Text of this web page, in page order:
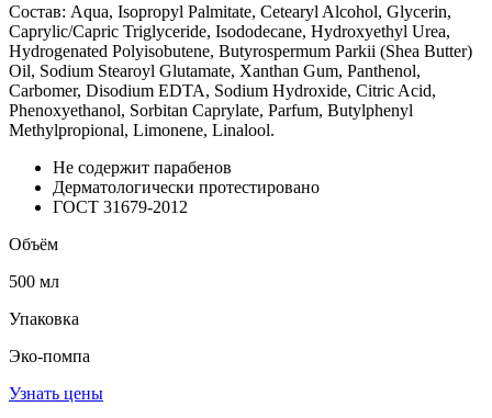
Состав: Aqua, Isopropyl Palmitate, Cetearyl Alcohol, Glycerin,
Caprylic/Capric Triglyceride, Isododecane, Hydroxyethyl Urea,
Hydrogenated Polyisobutene, Butyrospermum Parkii (Shea Butter)
Oil, Sodium Stearoyl Glutamate, Xanthan Gum, Panthenol,
Carbomer, Disodium EDTA, Sodium Hydroxide, Citric Acid,
Phenoxyethanol, Sorbitan Caprylate, Parfum, Butylphenyl
Methylpropional, Limonene, Linalool.
Не содержит парабенов
Дерматологически протестировано
ГОСТ 31679-2012
Объём
500 мл
Упаковка
Эко-помпа
Узнать цены